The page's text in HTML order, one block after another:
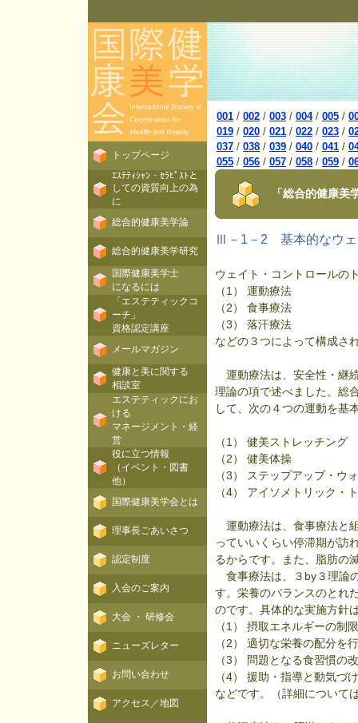
001 / 002 / 003 / 004 / 005 /
019 / 020 / 021 / 022 / 023 /
037 / 038 / 039 / 040 / 041 /
055 / 056 / 057 / 058 / 059 /
「総合的健康
Ⅲ－1－2 基本的なウェ
ウェイト・コントロールの
（1） 運動療法
（2） 食事療法
（3） 落汗療法
などの３つによって構成さ
運動療法は、安全性・継
理論の項で述べました。総
して、次の４つの運動を基
（1） 健美ストレッチング
（2） 健美体操
（3） ステップアップ・ウ
（4） アイソメトリック・
運動療法は、食事療法と
っていいくらい停滞期が訪
るからです。また、脂肪の
食事療法は、３by３理論
す。栄養のバランスのとれ
のです。具体的な実施方針
（1） 摂取エネルギーの制
（2） 適切な栄養の配分を
（3） 問題となる食習慣の
（4） 援助・指導と動気づ
などです。（詳細について
トップページ
ｴｽﾃﾃｨｼｬﾝ・ｾﾗﾋﾟｽﾄと
しての資質向上の為
に
総合的健康美学論
総合的健康美学研究
国際健康美学士
になるには
「エステティックコ
ーチ」
資格認定講座
メールマガジン
健康と美に関する
相談室
エステティックにお
ける
マネージメント・経
営
役に立つ情報
（イベント・図書
他）
国際健康美学会とは
理事長ごあいさつ
認定制度
入会のご案内
大会 ・ 研修会
ニューズレター
お問い合わせ
アクセス／地図